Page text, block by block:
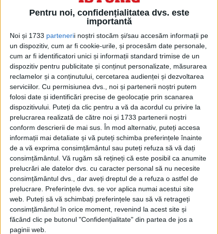
Pentru noi, confidențialitatea dvs. este
importantă
Noi și 1733 partenerii noștri stocăm și/sau accesăm informații pe
un dispozitiv, cum ar fi cookie-urile, și procesăm date personale,
cum ar fi identificatori unici și informații standard trimise de un
dispozitiv pentru publicitate și conținut personalizate, măsurarea
reclamelor și a conținutului, cercetarea audienței și dezvoltarea
serviciilor. Cu permisiunea dvs., noi și partenerii noștri putem
folosi date și identificări precise de geolocație prin scanarea
dispozitivului. Puteți da clic pentru a vă da acordul cu privire la
prelucrarea realizată de către noi și 1733 partenerii noștri
conform descrierii de mai sus. În mod alternativ, puteți accesa
informații mai detaliate și vă puteți schimba preferințele înainte
de a vă exprima consimțământul sau puteți refuza să vă dați
consimțământul. Vă rugăm să rețineți că este posibil ca anumite
prelucrări ale datelor dvs. cu caracter personal să nu necesite
consimțământul dvs., dar aveți dreptul de a refuza o astfel de
prelucrare. Preferințele dvs. se vor aplica numai acestui site
web. Puteți să vă schimbați preferințele sau să vă retrageți
consimțământul în orice moment, revenind la acest site și
făcând clic pe butonul "Confidențialitate" din partea de jos a
paginii web.
Revista Realitatea ilustrată din noiembrie 1933. Pe copertă,
Irina Burnaia, a doua aviatoare din România.
ROMÂNIA COMUNISTĂ. Colonelul Maltopol, politrucul
Diviziei „Tudor Vladimirescu”, solicită partidului să fie făcut
general
Divizia „Tudor Vladimirescu” intra în Bucureşti, odată cu
trupele Armatei Roşii, pe 31decembrie 1944. Era formată din
soldaţi şi ofiţeri români din...